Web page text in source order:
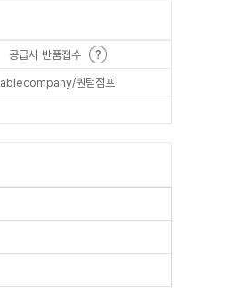
공급사 반품접수
ablecompany/퀀텀점프